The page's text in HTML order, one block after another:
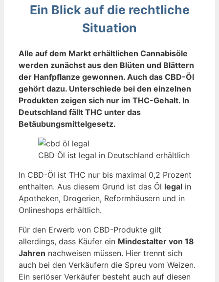
Ein Blick auf die rechtliche
Situation
Alle auf dem Markt erhältlichen Cannabisöle
werden zunächst aus den Blüten und Blättern
der Hanfpflanze gewonnen. Auch das CBD-Öl
gehört dazu. Unterschiede bei den einzelnen
Produkten zeigen sich nur im THC-Gehalt. In
Deutschland fällt THC unter das
Betäubungsmittelgesetz.
CBD Öl ist legal in Deutschland erhältlich
In CBD-Öl ist THC nur bis maximal 0,2 Prozent
enthalten. Aus diesem Grund ist das Öl legal in
Apotheken, Drogerien, Reformhäusern und in
Onlineshops erhältlich.
Für den Erwerb von CBD-Produkte gilt
allerdings, dass Käufer ein Mindestalter von 18
Jahren nachweisen müssen. Hier trennt sich
auch bei den Verkäufern die Spreu vom Weizen.
Ein seriöser Verkäufer besteht auch auf diesen